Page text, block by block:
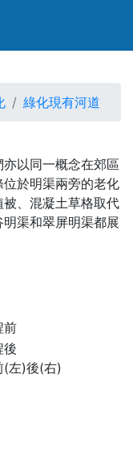
綠化現有河道
以同一概念在郊區
於明渠兩旁的老化
、混凝土草格取代
渠和翠屏明渠都展
左)後(右)